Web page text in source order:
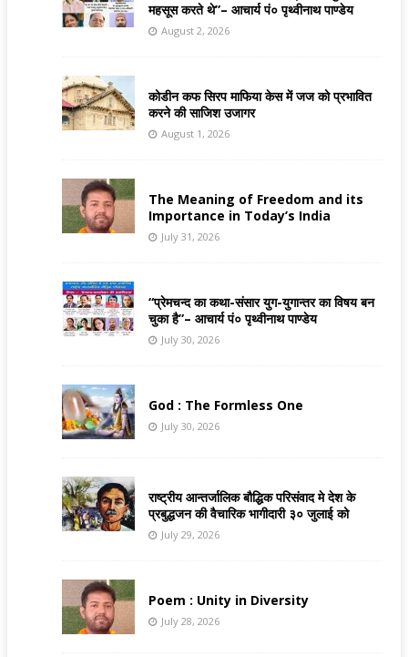
महसूस करते थे”– आचार्य पं० पृथ्वीनाथ पाण्डेय
August 2, 2026
कोडीन कफ सिरप माफिया केस में जज को प्रभावित
करने की साजिश उजागर
August 1, 2026
The Meaning of Freedom and its
Importance in Today’s India
July 31, 2026
“प्रेमचन्द का कथा-संसार युग-युगान्तर का विषय बन
चुका है”– आचार्य पं० पृथ्वीनाथ पाण्डेय
July 30, 2026
God : The Formless One
July 30, 2026
राष्ट्रीय आन्तर्जालिक बौद्धिक परिसंवाद मे देश के
प्रबुद्धजन की वैचारिक भागीदारी ३० जुलाई को
July 29, 2026
Poem : Unity in Diversity
July 28, 2026